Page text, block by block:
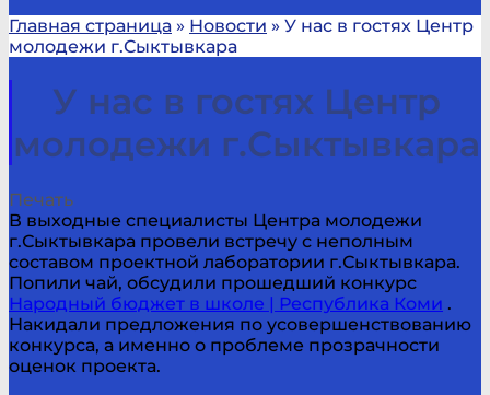
Главная страница » Новости » У нас в гостях Центр
молодежи г.Сыктывкара
У нас в гостях Центр
молодежи г.Сыктывкара
Печать
В выходные специалисты Центра молодежи
г.Сыктывкара провели встречу с неполным
составом проектной лаборатории г.Сыктывкара.
Попили чай, обсудили прошедший конкурс
Народный бюджет в школе | Республика Коми .
Накидали предложения по усовершенствованию
конкурса, а именно о проблеме прозрачности
оценок проекта.